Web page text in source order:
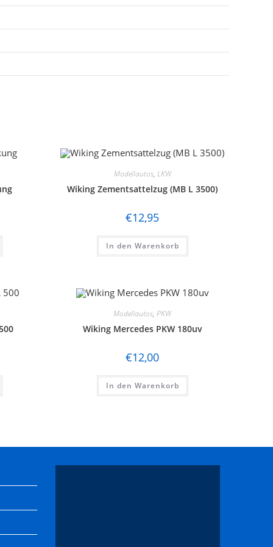
Modellautos, LKW
Wiking Zementsattelzug (MB L 3500)
€12,95
In den Warenkorb
Modellautos, PKW
Wiking Mercedes PKW 180uv
€12,00
In den Warenkorb